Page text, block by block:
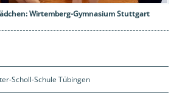
Wirtemberg-Gymnasium Stuttgart
Scholl-Schule Tübingen